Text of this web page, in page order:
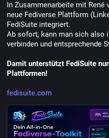
In Zusammenarbeite mit René
neue Fediverse Plattform
FediSuite integriert.
Ab sofort, kann man sich also
verbinden und entsprechende
Damit unterstützt FediSuite
Plattformen!
fedisuite.com